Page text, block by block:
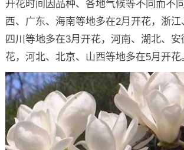
开花时间因品种、各地气候等不同而不
西、广东、海南等地多在2月开花，浙江
四川等地多在3月开花，河南、湖北、
花，河北、北京、山西等地多在5月开花